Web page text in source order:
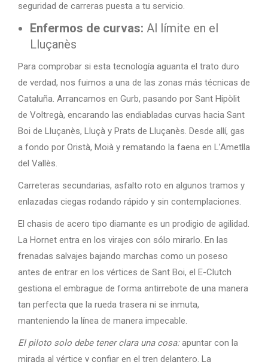
seguridad de carreras puesta a tu servicio.
Enfermos de curvas: Al límite en el
Lluçanès
Para comprobar si esta tecnología aguanta el trato duro
de verdad, nos fuimos a una de las zonas más técnicas de
Cataluña. Arrancamos en Gurb, pasando por Sant Hipòlit
de Voltregà, encarando las endiabladas curvas hacia Sant
Boi de Lluçanès, Lluçà y Prats de Lluçanès. Desde allí, gas
a fondo por Oristà, Moià y rematando la faena en L’Ametlla
del Vallès.
Carreteras secundarias, asfalto roto en algunos tramos y
enlazadas ciegas rodando rápido y sin contemplaciones.
El chasis de acero tipo diamante es un prodigio de agilidad.
La Hornet entra en los virajes con sólo mirarlo. En las
frenadas salvajes bajando marchas como un poseso
antes de entrar en los vértices de Sant Boi, el E-Clutch
gestiona el embrague de forma antirrebote de una manera
tan perfecta que la rueda trasera ni se inmuta,
manteniendo la línea de manera impecable.
El piloto solo debe tener clara una cosa:apuntar con la
mirada al vértice y confiar en el tren delantero. La